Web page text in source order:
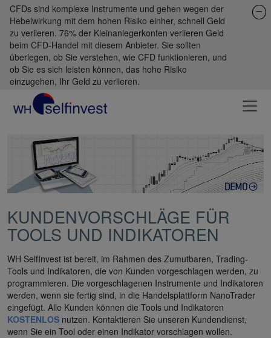
CFDs sind komplexe Instrumente und gehen wegen der
Hebelwirkung mit dem hohen Risiko einher, schnell Geld
zu verlieren. 76% der Kleinanlegerkonten verlieren Geld
beim CFD-Handel mit diesem Anbieter. Sie sollten
überlegen, ob Sie verstehen, wie CFD funktionieren, und
ob Sie es sich leisten können, das hohe Risiko
einzugehen, Ihr Geld zu verlieren.
KUNDENVORSCHLÄGE FÜR
TOOLS UND INDIKATOREN
WH SelfInvest ist bereit, im Rahmen des Zumutbaren, Trading-
Tools und Indikatoren, die von Kunden vorgeschlagen werden, zu
programmieren. Die vorgeschlagenen Instrumente und Indikatoren
werden, wenn sie fertig sind, in die Handelsplattform NanoTrader
eingefügt. Alle Kunden können die Tools und Indikatoren
KOSTENLOS nutzen. Kontaktieren Sie unseren Kundendienst,
wenn Sie ein Tool oder einen Indikator vorschlagen wollen.